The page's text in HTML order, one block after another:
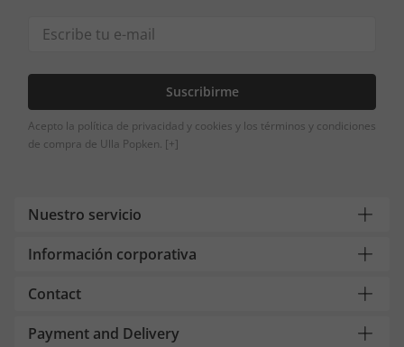
Suscribirme
Acepto la política de privacidad y cookies y los términos y condiciones
de compra de Ulla Popken. [+]
Nuestro servicio
Información corporativa
Contact
Payment and Delivery